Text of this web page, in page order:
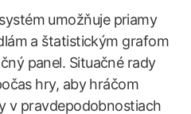
umožňuje priamy
a štatistickým grafom
panel. Situačné rady
hry, aby hráčom
v pravdepodobnostiach